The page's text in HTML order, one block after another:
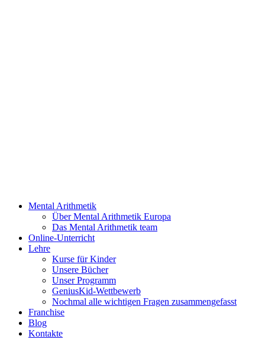
Mental Arithmetik
Über Mental Arithmetik Europa
Das Mental Arithmetik team
Online-Unterricht
Lehre
Kurse für Kinder
Unsere Bücher
Unser Programm
GeniusKid-Wettbewerb
Nochmal alle wichtigen Fragen zusammengefasst
Franchise
Blog
Kontakte